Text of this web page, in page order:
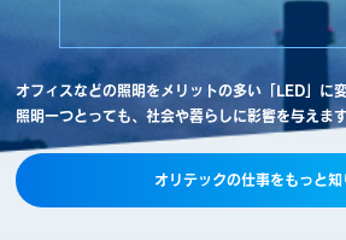
オフィスなどの照明をメリットの多い「LED」に
照明一つとっても、社会や暮らしに影響を与えます
オリテックの仕事をもっと知